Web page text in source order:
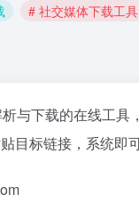
# 社交媒体下载工具
与下载的在线工
目标链接，系统即